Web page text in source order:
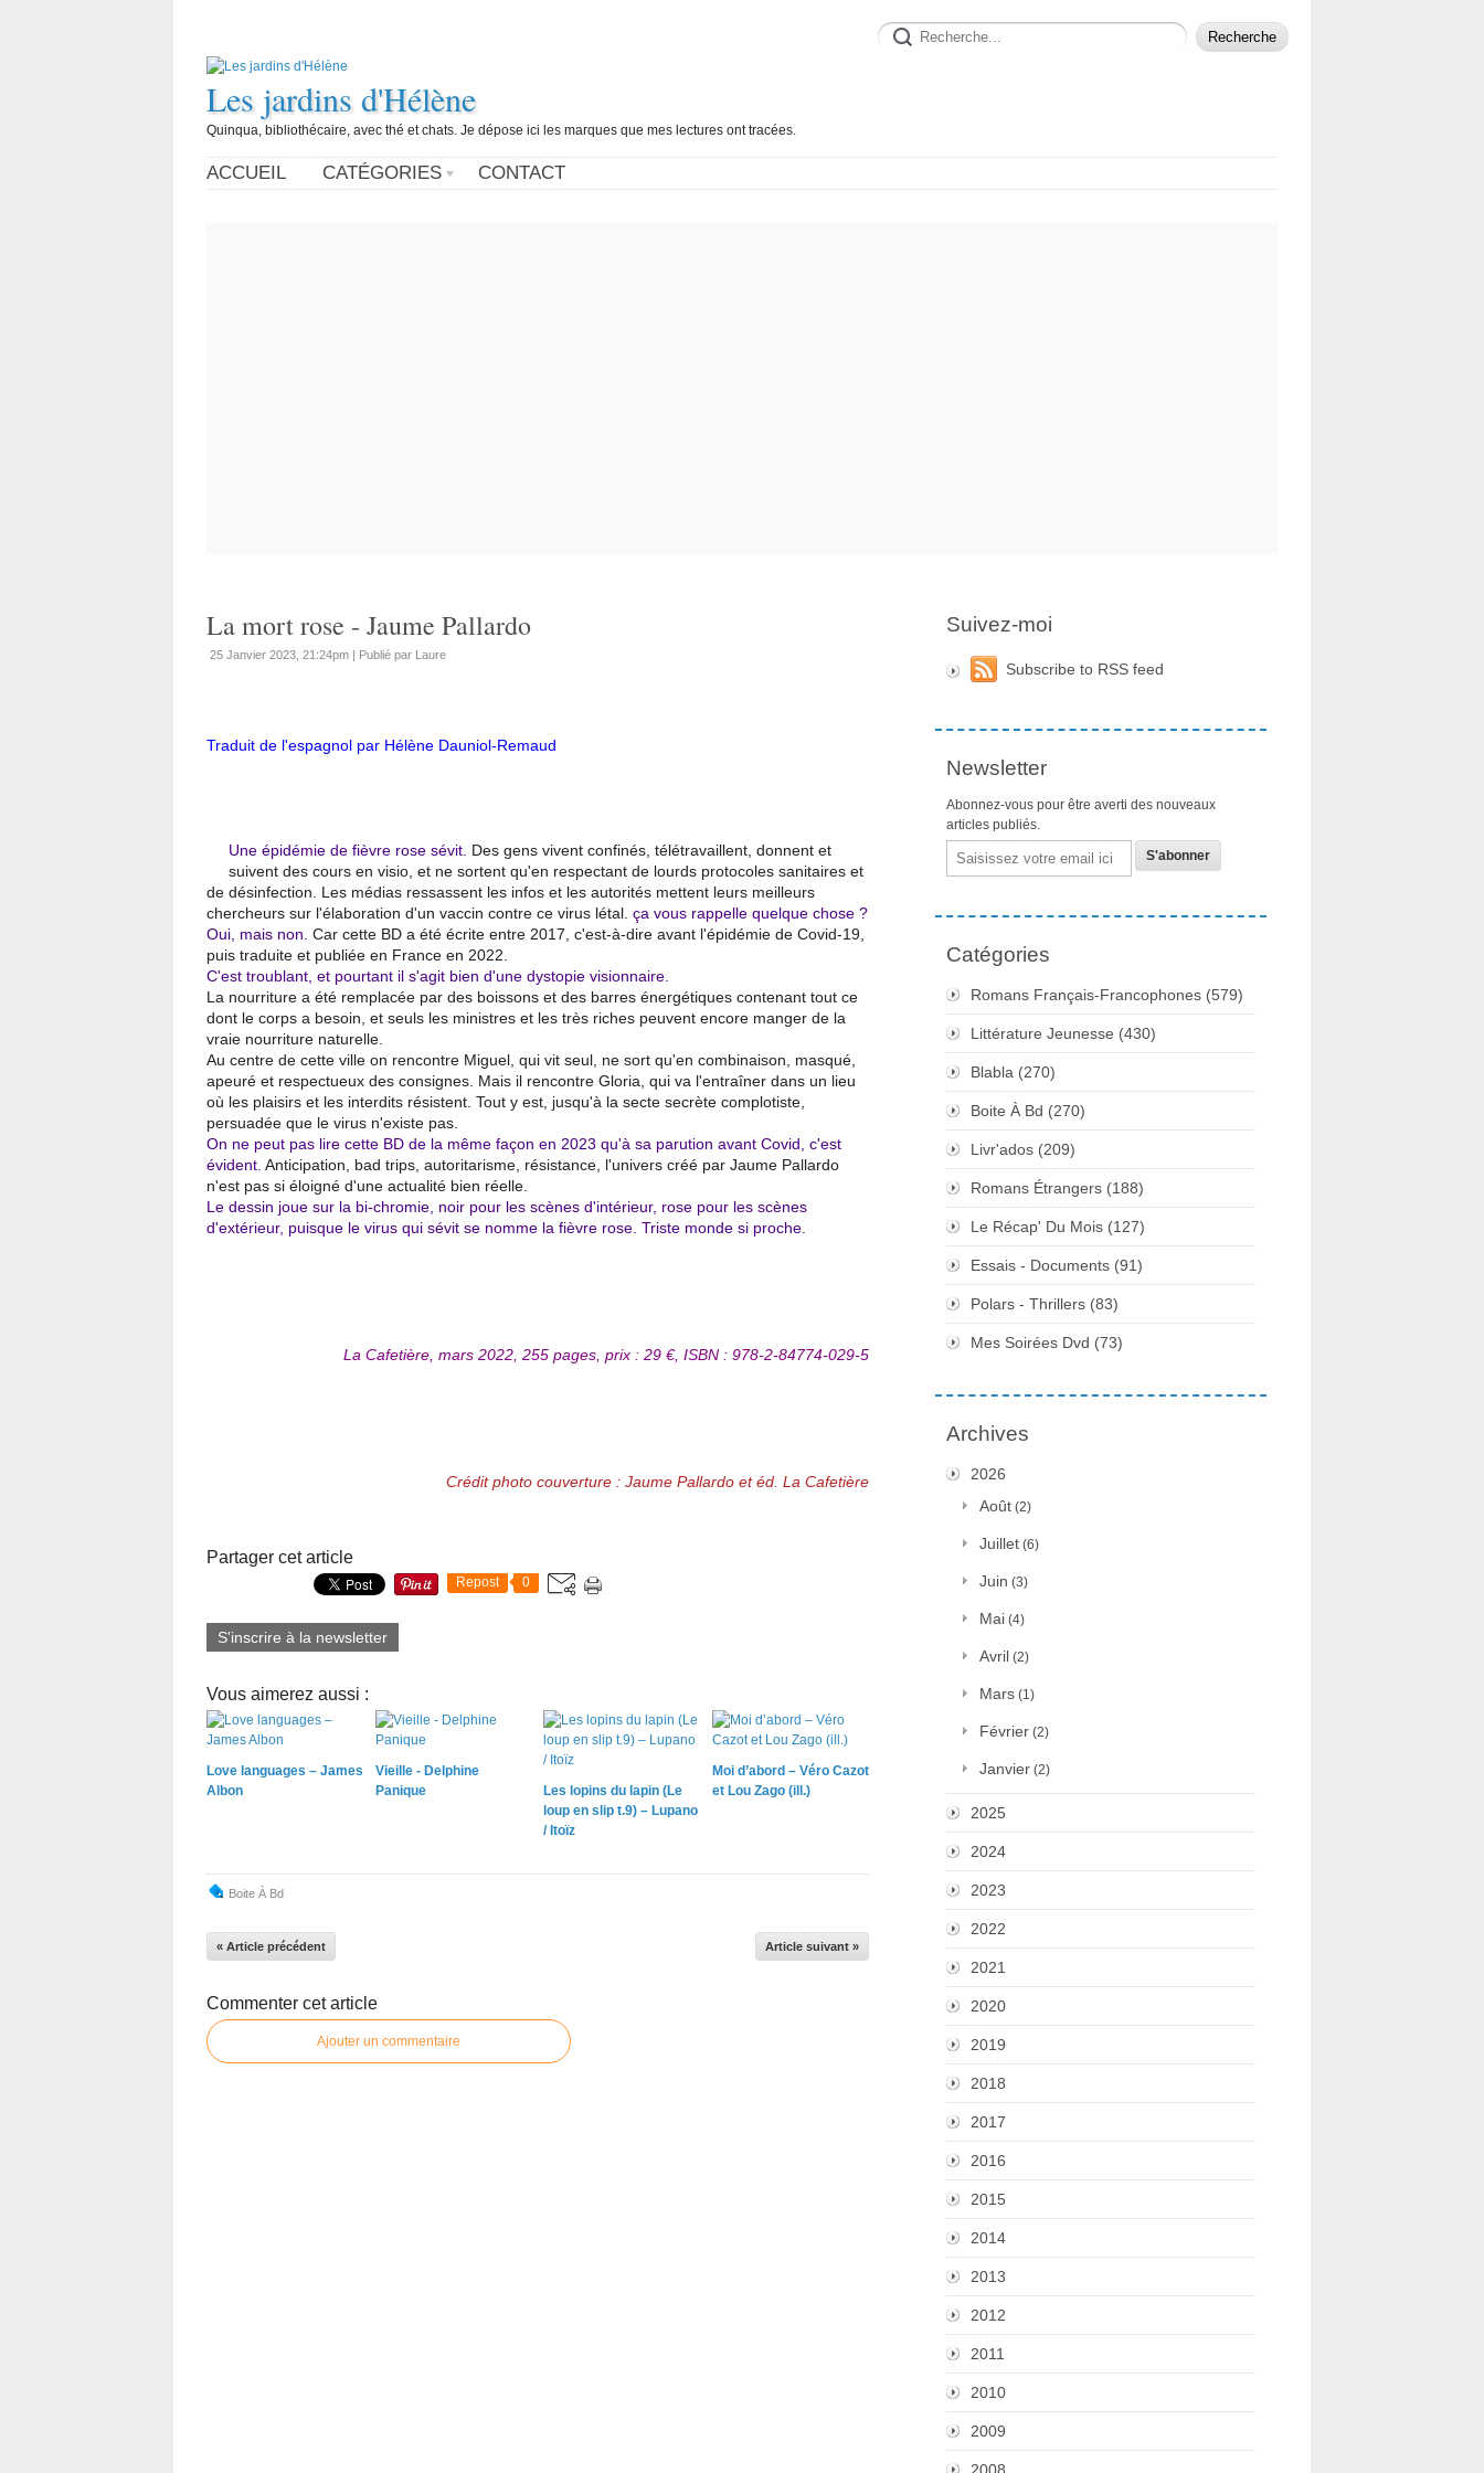
Les jardins d'Hélène
Quinqua, bibliothécaire, avec thé et chats. Je dépose ici les marques que mes lectures ont tracées.
ACCUEIL CATÉGORIES CONTACT
La mort rose - Jaume Pallardo
25 Janvier 2023, 21:24pm | Publié par Laure
Traduit de l'espagnol par Hélène Dauniol-Remaud
Une épidémie de fièvre rose sévit. Des gens vivent confinés, télétravaillent, donnent et
suivent des cours en visio, et ne sortent qu'en respectant de lourds protocoles sanitaires et
de désinfection. Les médias ressassent les infos et les autorités mettent leurs meilleurs
chercheurs sur l'élaboration d'un vaccin contre ce virus létal. ça vous rappelle quelque chose ?
Oui, mais non. Car cette BD a été écrite entre 2017, c'est-à-dire avant l'épidémie de Covid-19,
puis traduite et publiée en France en 2022.
C'est troublant, et pourtant il s'agit bien d'une dystopie visionnaire.
La nourriture a été remplacée par des boissons et des barres énergétiques contenant tout ce
dont le corps a besoin, et seuls les ministres et les très riches peuvent encore manger de la
vraie nourriture naturelle.
Au centre de cette ville on rencontre Miguel, qui vit seul, ne sort qu'en combinaison, masqué,
apeuré et respectueux des consignes. Mais il rencontre Gloria, qui va l'entraîner dans un lieu
où les plaisirs et les interdits résistent. Tout y est, jusqu'à la secte secrète complotiste,
persuadée que le virus n'existe pas.
On ne peut pas lire cette BD de la même façon en 2023 qu'à sa parution avant Covid, c'est
évident. Anticipation, bad trips, autoritarisme, résistance, l'univers créé par Jaume Pallardo
n'est pas si éloigné d'une actualité bien réelle.
Le dessin joue sur la bi-chromie, noir pour les scènes d'intérieur, rose pour les scènes
d'extérieur, puisque le virus qui sévit se nomme la fièvre rose. Triste monde si proche.
La Cafetière, mars 2022, 255 pages, prix : 29 €, ISBN : 978-2-84774-029-5
Crédit photo couverture : Jaume Pallardo et éd. La Cafetière
Partager cet article
Repost 0
S'inscrire à la newsletter
Vous aimerez aussi :
Love languages – James
Albon
Vieille - Delphine
Panique
Les lopins du lapin (Le
loup en slip t.9) – Lupano
/ Itoïz
Moi d’abord – Véro Cazot
et Lou Zago (ill.)
Boite À Bd
« Article précédent Article suivant »
Commenter cet article
Ajouter un commentaire
Suivez-moi
Subscribe to RSS feed
Newsletter
Abonnez-vous pour être averti des nouveaux
articles publiés.
Email
Catégories
Romans Français-Francophones (579)
Littérature Jeunesse (430)
Blabla (270)
Boite À Bd (270)
Livr'ados (209)
Romans Étrangers (188)
Le Récap' Du Mois (127)
Essais - Documents (91)
Polars - Thrillers (83)
Mes Soirées Dvd (73)
Archives
2026
Août (2)
Juillet (6)
Juin (3)
Mai (4)
Avril (2)
Mars (1)
Février (2)
Janvier (2)
2025
2024
2023
2022
2021
2020
2019
2018
2017
2016
2015
2014
2013
2012
2011
2010
2009